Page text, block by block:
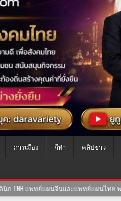
การเมือง กีฬา คลิปข่าว
บองค์รวม ผสานศาสตร์การแพทย์ไทย-จีน